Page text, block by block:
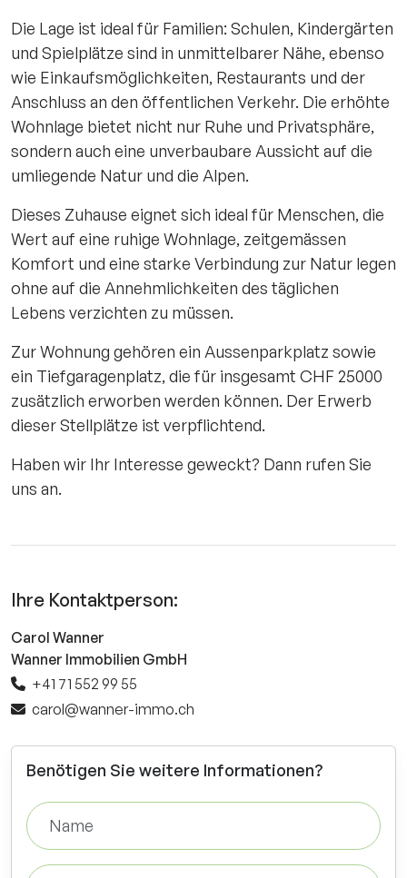
Die Lage ist ideal für Familien: Schulen, Kindergärten
und Spielplätze sind in unmittelbarer Nähe, ebenso
wie Einkaufsmöglichkeiten, Restaurants und der
Anschluss an den öffentlichen Verkehr. Die erhöhte
Wohnlage bietet nicht nur Ruhe und Privatsphäre,
sondern auch eine unverbaubare Aussicht auf die
umliegende Natur und die Alpen.
Dieses Zuhause eignet sich ideal für Menschen, die
Wert auf eine ruhige Wohnlage, zeitgemässen
Komfort und eine starke Verbindung zur Natur legen
ohne auf die Annehmlichkeiten des täglichen
Lebens verzichten zu müssen.
Zur Wohnung gehören ein Aussenparkplatz sowie
ein Tiefgaragenplatz, die für insgesamt CHF 25000
zusätzlich erworben werden können. Der Erwerb
dieser Stellplätze ist verpflichtend.
Haben wir Ihr Interesse geweckt? Dann rufen Sie
uns an.
Ihre Kontaktperson:
Carol Wanner
Wanner Immobilien GmbH
+41 71 552 99 55
carol@wanner-immo.ch
Benötigen Sie weitere Informationen?